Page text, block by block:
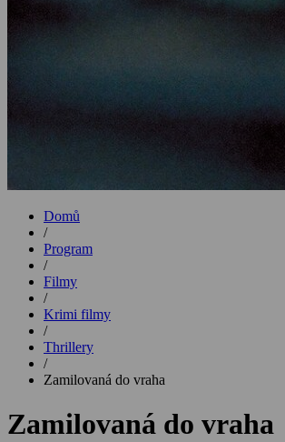
Domů
/
Program
/
Filmy
/
Krimi filmy
/
Thrillery
/
Zamilovaná do vraha
Zamilovaná do vraha